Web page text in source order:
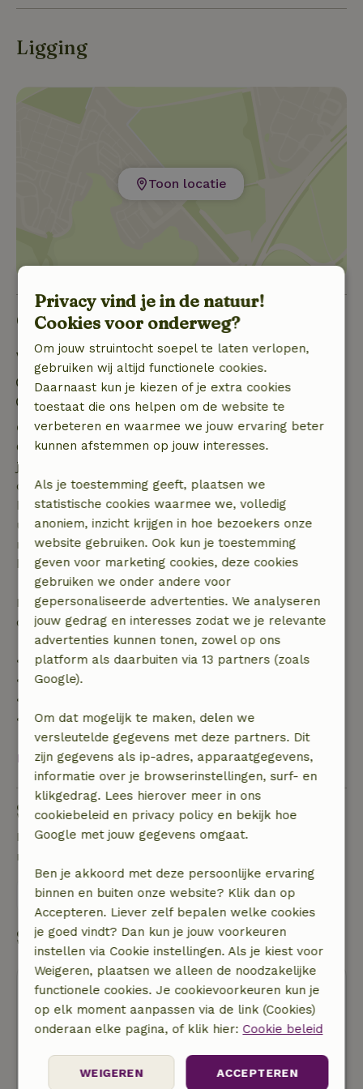
Ligging
Toon locatie
Goed om te weten
Verblijfdetails
Inchecken: 15:00- 18:00
Uitchecken: 08:00- 11:00
Gratis annuleren binnen 7 dagen
Gratis annuleren binnen 7 dagen na bevestiging van
je boeking, bij een boekingsaanvraag meer dan 28
dagen voor aanvang. Bij een boeking met aanvang
binnen 28 dagen geldt gratis annuleren binnen 24
uur. Bij annulering binnen gestelde periode heb je
recht op volledige terugbetaling van het
boekingsbedrag.
Daarna krijg je een deel van de reissom en 100% van
de borg terugbetaald:
• tot 42 dagen voor aankomst: 70% terugbetaald
• 42–28 dagen voor aankomst: 40% terugbetaald
• 28 dagen tot de aankomstdag: 10% terugbetaald
• op de aankomstdag of later: geen terugbetaling
Bekijk alles
Stel een vraag
Neem contact op met de verhuurder van het
natuurhuisje
Stuur een bericht
Start mijn boeking
Gratis annuleren
Privacy vind je in de natuur!
Cookies voor onderweg?
Om jouw struintocht soepel te laten verlopen,
gebruiken wij altijd functionele cookies.
Daarnaast kun je kiezen of je extra cookies
toestaat die ons helpen om de website te
verbeteren en waarmee we jouw ervaring beter
kunnen afstemmen op jouw interesses.
Als je toestemming geeft, plaatsen we
statistische cookies waarmee we, volledig
anoniem, inzicht krijgen in hoe bezoekers onze
website gebruiken. Ook kun je toestemming
geven voor marketing cookies, deze cookies
gebruiken we onder andere voor
gepersonaliseerde advertenties. We analyseren
jouw gedrag en interesses zodat we je relevante
advertenties kunnen tonen, zowel op ons
platform als daarbuiten via 13 partners (zoals
Google).
Om dat mogelijk te maken, delen we
versleutelde gegevens met deze partners. Dit
zijn gegevens als ip-adres, apparaatgegevens,
informatie over je browserinstellingen, surf- en
klikgedrag. Lees hierover meer in ons
cookiebeleid en privacy policy en bekijk hoe
Google met jouw gegevens omgaat.
Ben je akkoord met deze persoonlijke ervaring
binnen en buiten onze website? Klik dan op
Accepteren. Liever zelf bepalen welke cookies
je goed vindt? Dan kun je jouw voorkeuren
instellen via Cookie instellingen. Als je kiest voor
Weigeren, plaatsen we alleen de noodzakelijke
functionele cookies. Je cookievoorkeuren kun je
op elk moment aanpassen via de link (Cookies)
onderaan elke pagina, of klik hier: Cookie beleid
ACCEPTEREN
WEIGEREN